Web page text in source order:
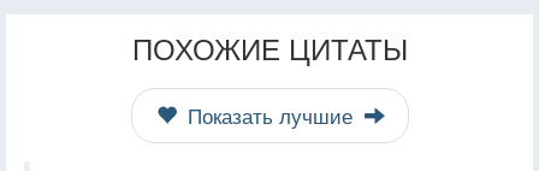
ПОХОЖИЕ ЦИТАТЫ
Показать лучшие